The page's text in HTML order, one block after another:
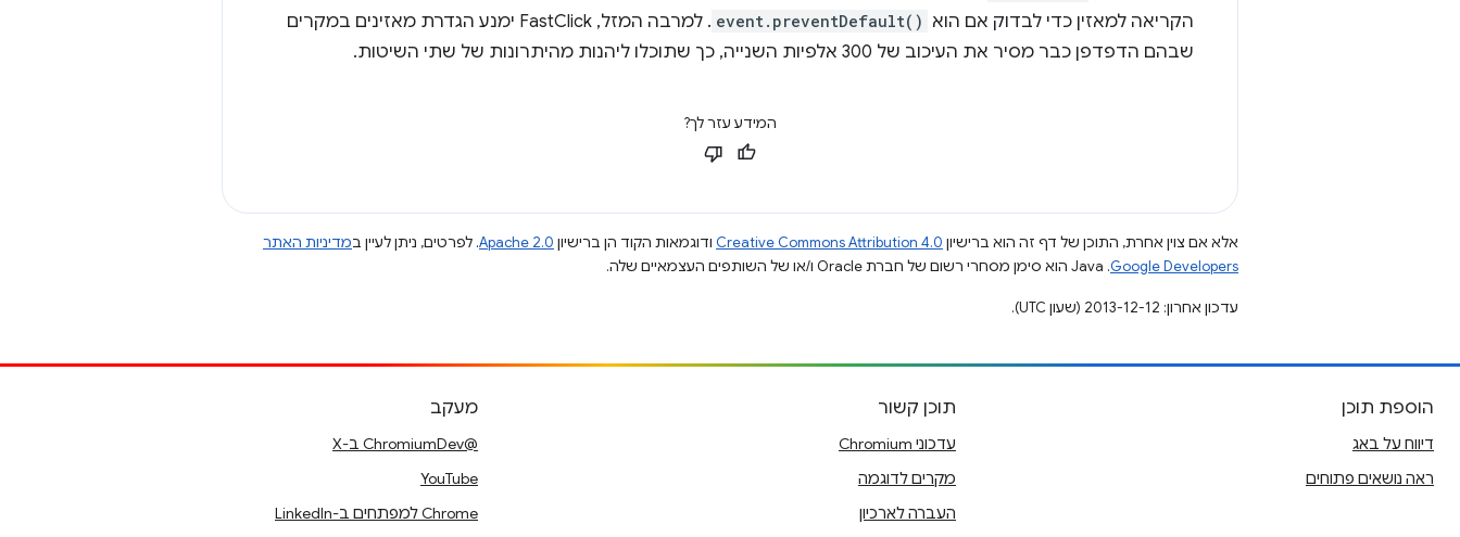
הקריאה למאזין כדי לבדוק אם הוא event.preventDefault()
. למרבה המזל, FastClick ימנע הגדרת מאזינים במקרים
שבהם הדפדפן כבר מסיר את העיכוב של 300 אלפיות השנייה, כך שתוכלו ליהנות מהיתרונות של שתי השיטות.
המידע עזר לך?
אלא אם צוין אחרת, התוכן של דף זה הוא ברישיון Creative Commons Attribution 4.0 ודוגמאות הקוד הן ברישיון Apache 2.0. לפרטים, ניתן לעיין במדיניות האתר
Google Developers‏.‏ Java הוא סימן מסחרי רשום של חברת Oracle ו/או של השותפים העצמאיים שלה.
עדכון אחרון: 2013-12-12 (שעון UTC).
הוספת תוכן
דיווח על באג
ראה נושאים פתוחים
תוכן קשור
עדכוני Chromium
מקרים לדוגמה
העברה לארכיון
מעקב
@ChromiumDev ב-X
YouTube
Chrome למפתחים ב-LinkedIn